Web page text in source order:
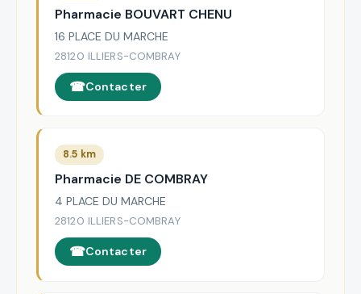
Pharmacie BOUVART CHENU
16 PLACE DU MARCHE
28120 ILLIERS-COMBRAY
Contacter
8.5 km
Pharmacie DE COMBRAY
4 PLACE DU MARCHE
28120 ILLIERS-COMBRAY
Contacter